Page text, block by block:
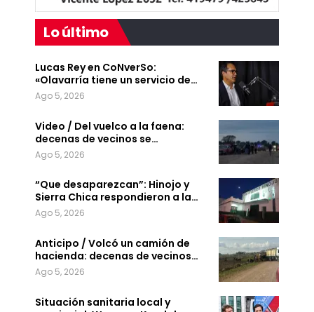
Lo último
Lucas Rey en CoNverSo:
«Olavarría tiene un servicio de…
Ago 5, 2026
Video / Del vuelco a la faena:
decenas de vecinos se…
Ago 5, 2026
“Que desaparezcan”: Hinojo y
Sierra Chica respondieron a la…
Ago 5, 2026
Anticipo / Volcó un camión de
hacienda: decenas de vecinos…
Ago 5, 2026
Situación sanitaria local y